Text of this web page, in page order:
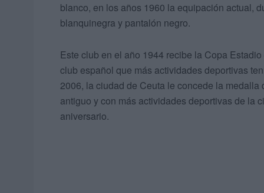
blanco, en los años 1960 la equipación actual,
blanquinegra y pantalón negro.
Este club en el año 1944 recibe la Copa
club español que más actividades deportivas
2006, la ciudad de Ceuta le concede la
antiguo y con más actividades deportivas de la
aniversario.